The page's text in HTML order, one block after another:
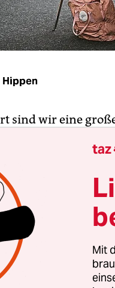
sind wir eine
Gags.“ Das sitzt!
halt: Sie hat es ja
– in der
geht es nicht
übersetzen als
taz
Mit